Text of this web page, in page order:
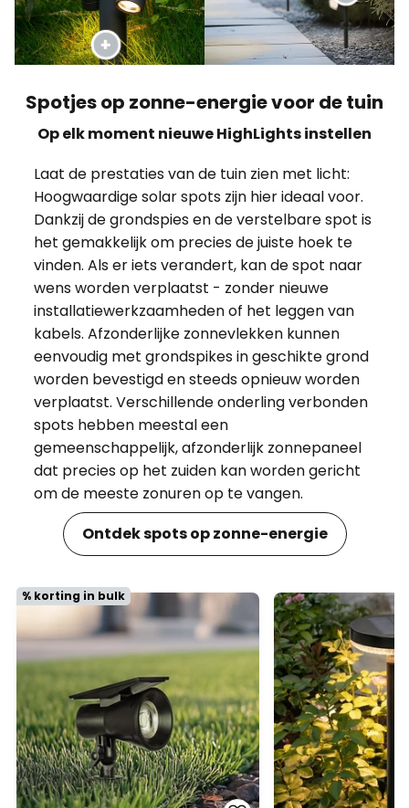
Spotjes op zonne-energie voor de tuin
Op elk moment nieuwe HighLights instellen
Laat de prestaties van de tuin zien met licht:
Hoogwaardige solar spots zijn hier ideaal voor.
Dankzij de grondspies en de verstelbare spot is
het gemakkelijk om precies de juiste hoek te
vinden. Als er iets verandert, kan de spot naar
wens worden verplaatst - zonder nieuwe
installatiewerkzaamheden of het leggen van
kabels. Afzonderlijke zonnevlekken kunnen
eenvoudig met grondspikes in geschikte grond
worden bevestigd en steeds opnieuw worden
verplaatst. Verschillende onderling verbonden
spots hebben meestal een
gemeenschappelijk, afzonderlijk zonnepaneel
dat precies op het zuiden kan worden gericht
om de meeste zonuren op te vangen.
Ontdek spots op zonne-energie
% korting in bulk